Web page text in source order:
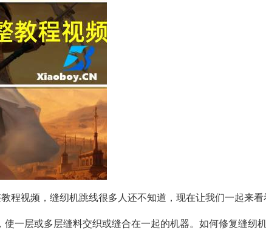
程视频，缝纫机跳线很多人还不知道，现在让我们一起来看
一层或多层缝料交织或缝合在一起的机器。如何修复缝纫